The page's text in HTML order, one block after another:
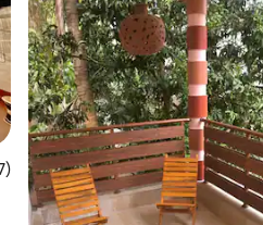
avaliação média de 5, 17